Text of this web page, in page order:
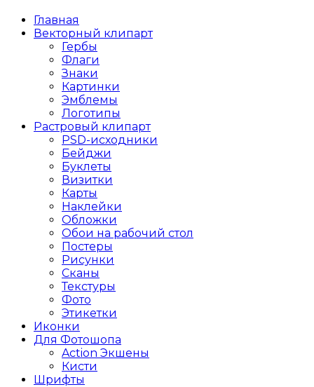
Главная
Векторный клипарт
Гербы
Флаги
Знаки
Картинки
Эмблемы
Логотипы
Растровый клипарт
PSD-исходники
Бейджи
Буклеты
Визитки
Карты
Наклейки
Обложки
Обои на рабочий стол
Постеры
Рисунки
Сканы
Текстуры
Фото
Этикетки
Иконки
Для Фотошопа
Action Экшены
Кисти
Шрифты